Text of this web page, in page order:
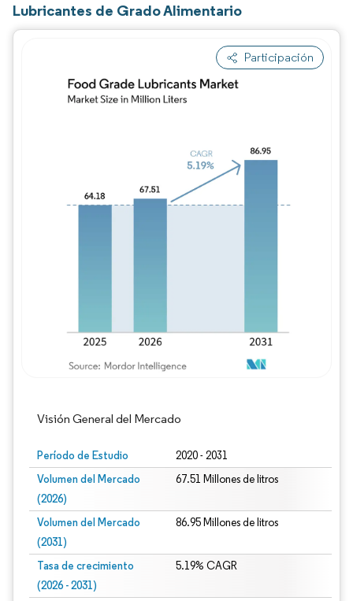
Lubricantes de Grado Alimentario
Participación
Visión General del Mercado
Período de Estudio 2020 - 2031
Volumen del Mercado
(2026)
67.51 Millones de litros
Volumen del Mercado
(2031)
86.95 Millones de litros
Tasa de crecimiento
(2026 - 2031)
5.19% CAGR